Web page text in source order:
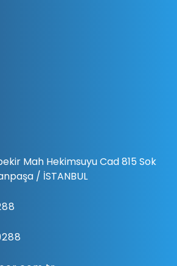
Mah Hekimsuyu Cad 815 Sok
/ İSTANBUL